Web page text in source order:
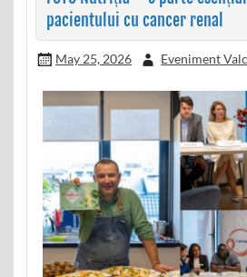
pacientului cu cancer renal
May 25, 2026 Eveniment